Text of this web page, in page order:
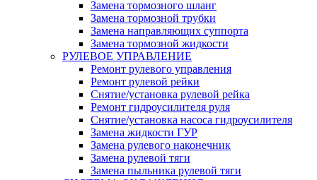
Замена тормозного шланг
Замена тормозной трубки
Замена направляющих суппорта
Замена тормозной жидкости
РУЛЕВОЕ УПРАВЛЕНИЕ
Ремонт рулевого управления
Ремонт рулевой рейки
Снятие/установка рулевой рейка
Ремонт гидроусилителя руля
Снятие/установка насоса гидроусилителя
Замена жидкости ГУР
Замена рулевого наконечник
Замена рулевой тяги
Замена пыльника рулевой тяги